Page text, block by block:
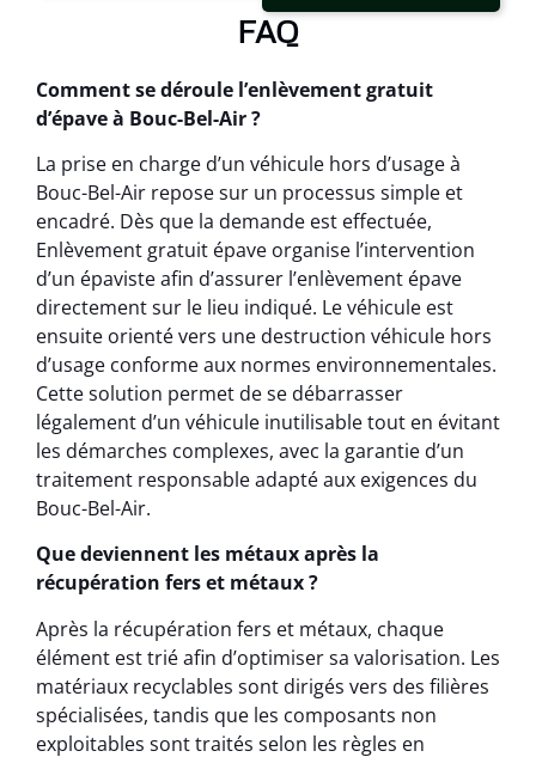
FAQ
Comment se déroule l’enlèvement gratuit
d’épave à Bouc-Bel-Air ?
La prise en charge d’un véhicule hors d’usage à
Bouc-Bel-Air repose sur un processus simple et
encadré. Dès que la demande est effectuée,
Enlèvement gratuit épave organise l’intervention
d’un épaviste afin d’assurer l’enlèvement épave
directement sur le lieu indiqué. Le véhicule est
ensuite orienté vers une destruction véhicule hors
d’usage conforme aux normes environnementales.
Cette solution permet de se débarrasser
légalement d’un véhicule inutilisable tout en évitant
les démarches complexes, avec la garantie d’un
traitement responsable adapté aux exigences du
Bouc-Bel-Air.
Que deviennent les métaux après la
récupération fers et métaux ?
Après la récupération fers et métaux, chaque
élément est trié afin d’optimiser sa valorisation. Les
matériaux recyclables sont dirigés vers des filières
spécialisées, tandis que les composants non
exploitables sont traités selon les règles en